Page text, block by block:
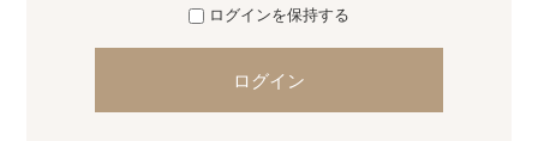
ログインを保持する
ログイン